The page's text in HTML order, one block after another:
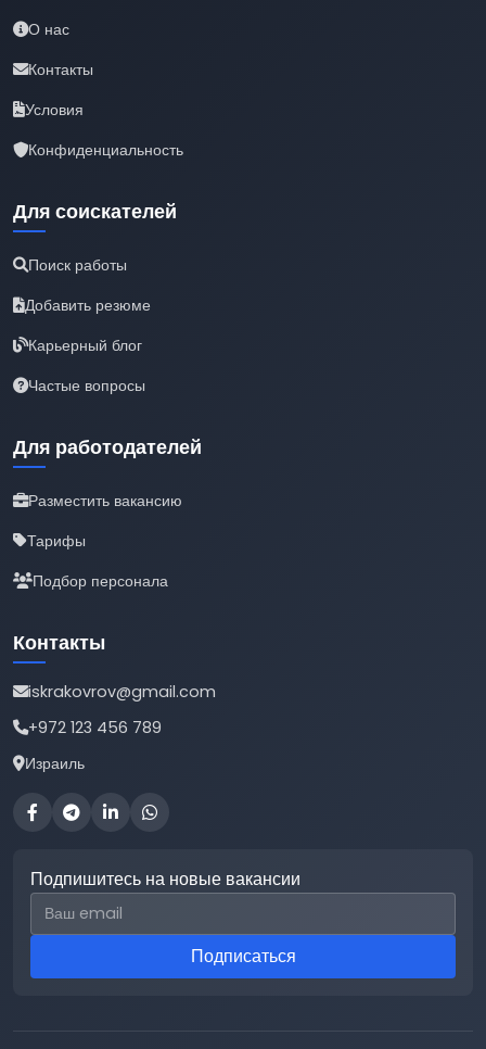
О нас
Контакты
Условия
Конфиденциальность
Для соискателей
Поиск работы
Добавить резюме
Карьерный блог
Частые вопросы
Для работодателей
Разместить вакансию
Тарифы
Подбор персонала
Контакты
iskrakovrov@gmail.com
+972 123 456 789
Израиль
Подпишитесь на новые вакансии
Email для подписки
Подписаться